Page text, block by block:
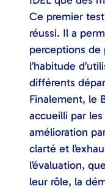
Ce premier
réussi. Il a
perceptions de
l’habitude
différents
Finalement, le
accueilli par
amélioration
clarté et
l’évaluation,
leur rôle, la